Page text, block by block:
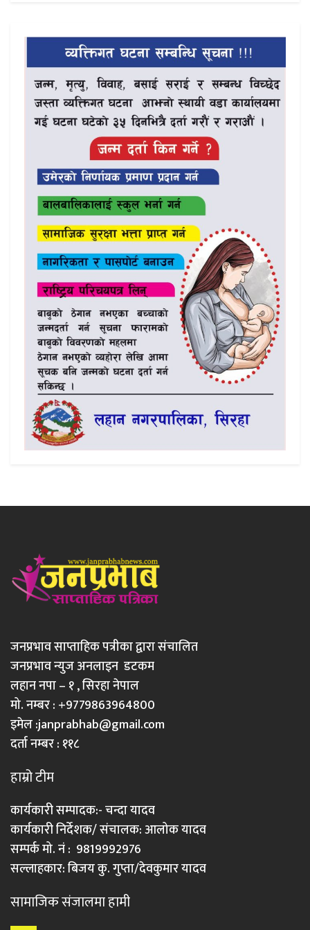
जनप्रभाव साप्ताहिक पत्रीका द्वारा संचालित
जनप्रभाव न्युज अनलाइन डटकम
लहान नपा – १ , सिरहा नेपाल
मो. नम्बर : +9779863964800
इमेल :janprabhab@gmail.com
दर्ता नम्बर : ११८
हाम्रो टीम
कार्यकारी सम्पादक:- चन्दा यादव
कार्यकारी निर्देशक/ संचालक: आलोक यादव
सम्पर्क मो. नं : 9819992976
सल्लाहकार: बिजय कु. गुप्ता/देवकुमार यादव
सामाजिक संजालमा हामी